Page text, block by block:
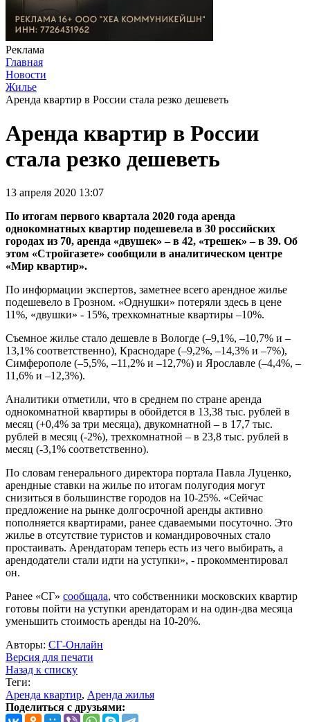
Реклама
Главная
Новости
Жилье
Аренда квартир в России стала резко дешеветь
Аренда квартир в России
стала резко дешеветь
13 апреля 2020 13:07
По итогам первого квартала 2020 года аренда
однокомнатных квартир подешевела в 30 российских
городах из 70, аренда «двушек» – в 42, «трешек» – в 39. Об
этом «Стройгазете» сообщили в аналитическом центре
«Мир квартир».
По информации экспертов, заметнее всего арендное жилье
подешевело в Грозном. «Однушки» потеряли здесь в цене
11%, «двушки» - 15%, трехкомнатные квартиры –10%.
Съемное жилье стало дешевле в Вологде (–9,1%, –10,7% и –
13,1% соответственно), Краснодаре (–9,2%, –14,3% и –7%),
Симферополе (–5,5%, –11,2% и –12,7%) и Ярославле (–4,4%, –
11,6% и –12,3%).
Аналитики отметили, что в среднем по стране аренда
однокомнатной квартиры в обойдется в 13,38 тыс. рублей в
месяц (+0,4% за три месяца), двукомнатной – в 17,7 тыс.
рублей в месяц (-2%), трехкомнатной – в 23,8 тыс. рублей в
месяц (-3,1% соответственно).
По словам генерального директора портала Павла Луценко,
арендные ставки на жилье по итогам полугодия могут
снизиться в большинстве городов на 10-25%. «Сейчас
предложение на рынке долгосрочной аренды активно
пополняется квартирами, ранее сдаваемыми посуточно. Это
жилье в отсутствие туристов и командировочных стало
простаивать. Арендаторам теперь есть из чего выбирать, а
арендодатели стали идти на уступки», - прокомментировал
он.
Ранее «СГ» сообщала, что собственники московских квартир
готовы пойти на уступки арендаторам и на один-два месяца
уменьшить стоимость аренды на 10-20%.
Авторы: СГ-Онлайн
Версия для печати
Назад к списку
Теги:
Аренда квартир, Аренда жилья
Поделиться с друзьями: